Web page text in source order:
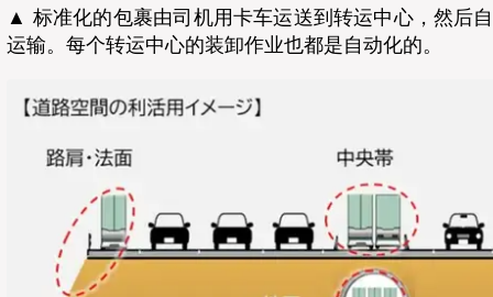
▲ 标准化的包裹由司机用卡车运送到转运中心，然后
运输。每个转运中心的装卸作业也都是自动化的。